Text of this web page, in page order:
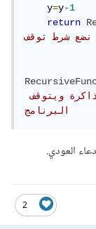
    y
=y-1
return
إلى مالانهاية وبالتالي تمتلئ الذاكرة ويتوقف
البرنامج
العودي.
2